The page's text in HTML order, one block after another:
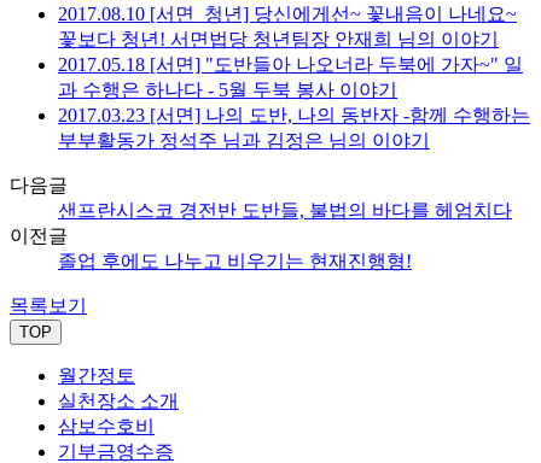
2017.08.10 [서면_청년] 당신에게선~ 꽃내음이 나네요~
꽃보다 청년! 서면법당 청년팀장 안재희 님의 이야기
2017.05.18 [서면] "도반들아 나오너라 두북에 가자~" 일
과 수행은 하나다 - 5월 두북 봉사 이야기
2017.03.23 [서면] 나의 도반, 나의 동반자 -함께 수행하는
부부활동가 정석주 님과 김정은 님의 이야기
다음글
샌프란시스코 경전반 도반들, 불법의 바다를 헤엄치다
이전글
졸업 후에도 나누고 비우기는 현재진행형!
목록보기
TOP
월간정토
실천장소 소개
삼보수호비
기부금영수증